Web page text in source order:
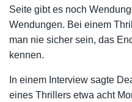
Seite gibt es noch
Wendungen. Bei einem
man nie sicher sein, das
kennen.
In einem Interview sagte
eines Thrillers etwa acht